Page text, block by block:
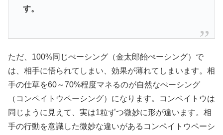
す。
ただ、100%同じぺーシング（金太郎飴ぺーシング）で
は、相手に悟られてしまい、効果が薄れてしまいます。相
手の仕草を60～70%程度マネるのが自然なぺーシング
（コンペイトウペーシング）になります。コンペイトウは
同じように見えて、実は1粒ずつ微妙に形が違います。相
手の行動を意識した微妙な違いがあるコンペイトウペーシ